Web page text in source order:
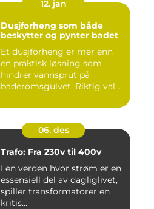
12. jan
Dusjforheng som både
beskytter og pynter badet
Et dusjforheng er mer enn
en praktisk løsning som
hindrer vannsprut på
baderomsgulvet. Riktig valg
06. des
Trafo: Fra 230v til 400v
I en verden hvor strøm er en
essensiell del av dagliglivet,
spiller transformatorer en
kritis...